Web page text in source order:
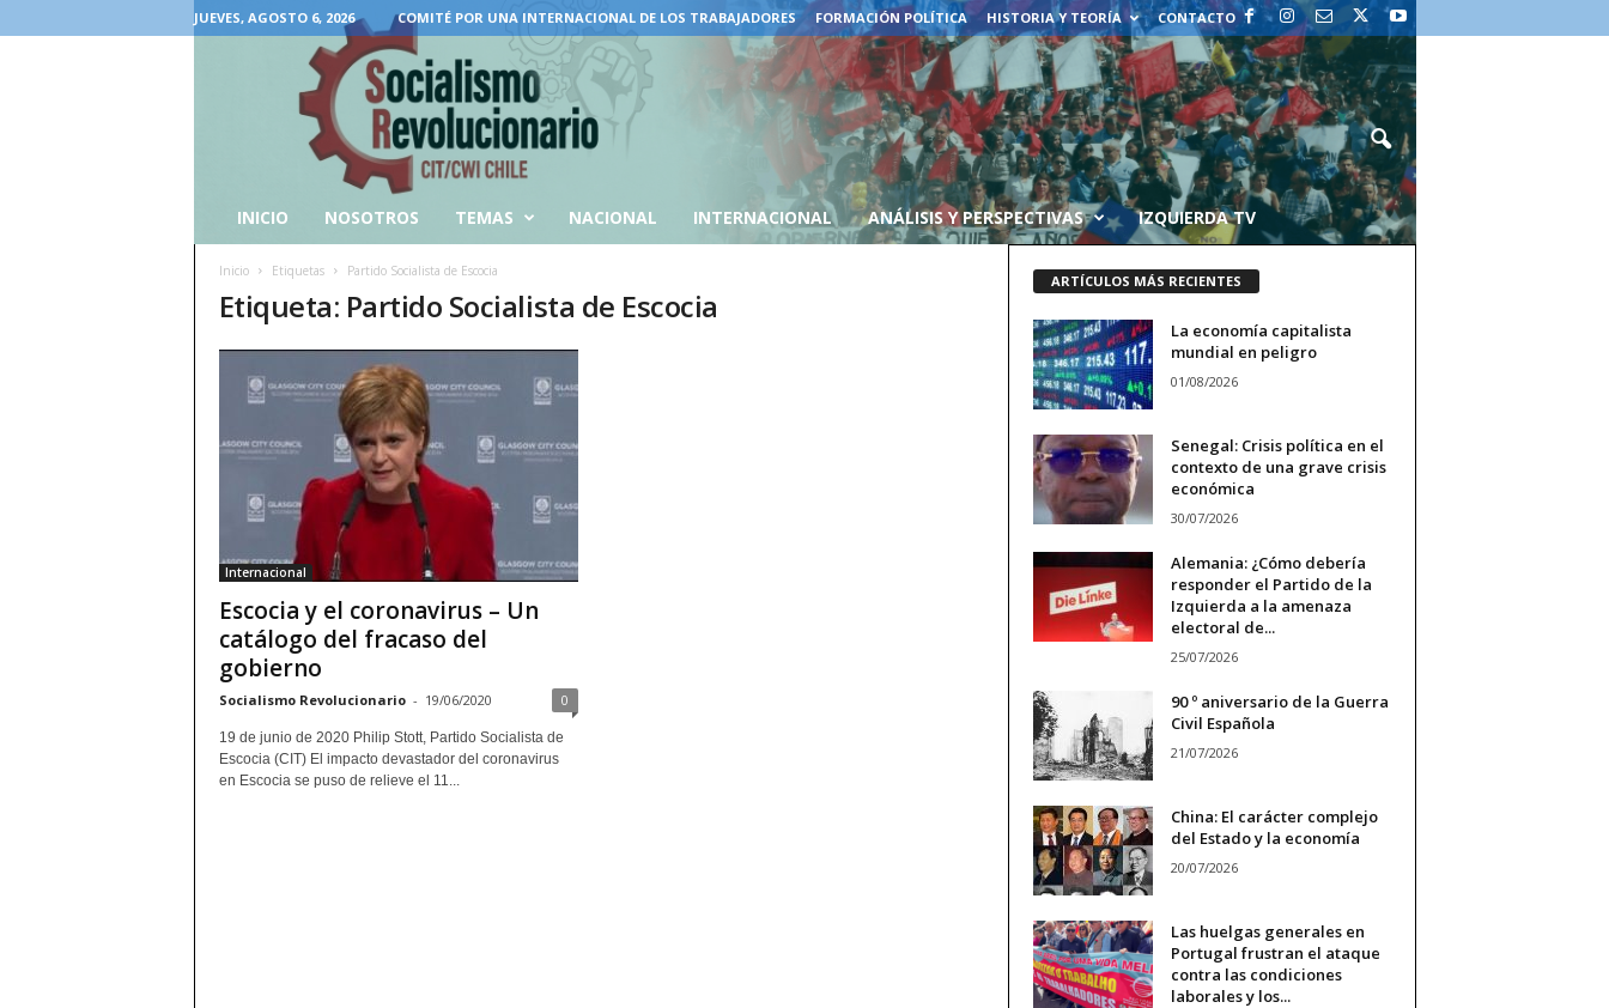
JUEVES, AGOSTO 6, 2026 COMITÉ POR UNA INTERNACIONAL DE LOS TRABAJADORES FORMACIÓN POLÍTICA HISTORIA Y TEORÍA CONTACTO
INICIO NOSOTROS TEMAS NACIONAL INTERNACIONAL ANÁLISIS Y PERSPECTIVAS IZQUIERDA TV
Inicio Etiquetas Partido Socialista de Escocia
Etiqueta: Partido Socialista de Escocia
Internacional
Escocia y el coronavirus – Un
catálogo del fracaso del
gobierno
Socialismo Revolucionario - 19/06/2020 0
19 de junio de 2020 Philip Stott, Partido Socialista de
Escocia (CIT) El impacto devastador del coronavirus
en Escocia se puso de relieve el 11...
ARTÍCULOS MÁS RECIENTES
La economía capitalista
mundial en peligro
01/08/2026
Senegal: Crisis política en el
contexto de una grave crisis
económica
30/07/2026
Alemania: ¿Cómo debería
responder el Partido de la
Izquierda a la amenaza
electoral de...
25/07/2026
90 º aniversario de la Guerra
Civil Española
21/07/2026
China: El carácter complejo
del Estado y la economía
20/07/2026
Las huelgas generales en
Portugal frustran el ataque
contra las condiciones
laborales y los...